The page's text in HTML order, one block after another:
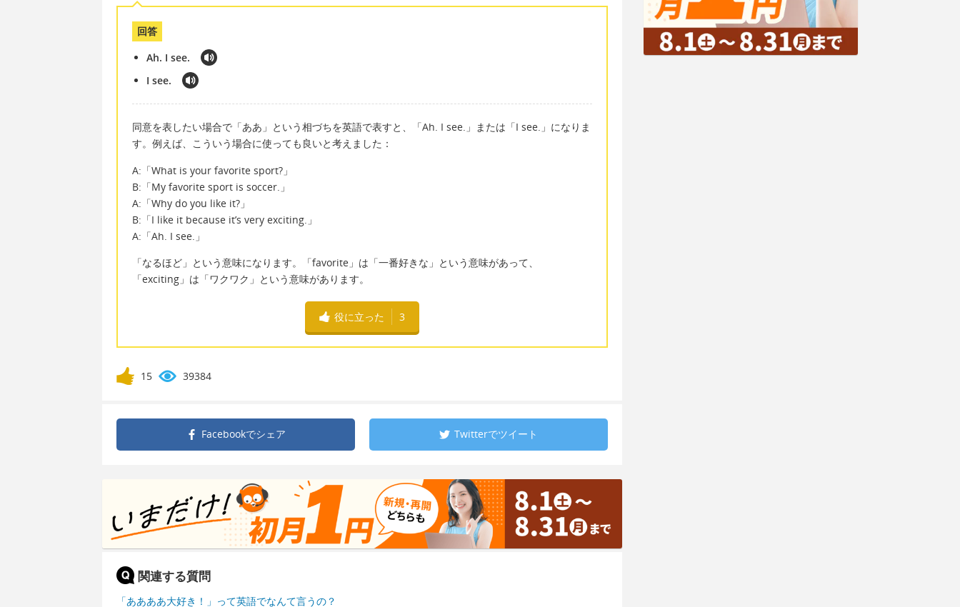
回答
Ah. I see.
I see.
同意を表したい場合で「ああ」という相づちを英語で表すと、「Ah. I see.」または「I see.」になりま
す。例えば、こういう場合に使っても良いと考えました：
A:「What is your favorite sport?」
B:「My favorite sport is soccer.」
A:「Why do you like it?」
B:「I like it because it’s very exciting.」
A:「Ah. I see.」
「なるほど」という意味になります。「favorite」は「一番好きな」という意味があって、
「exciting」は「ワクワク」という意味があります。
役に立った 3
15 39384
Facebookでシェア Twitterでツイート
関連する質問
「ああああ大好き！」って英語でなんて言うの？